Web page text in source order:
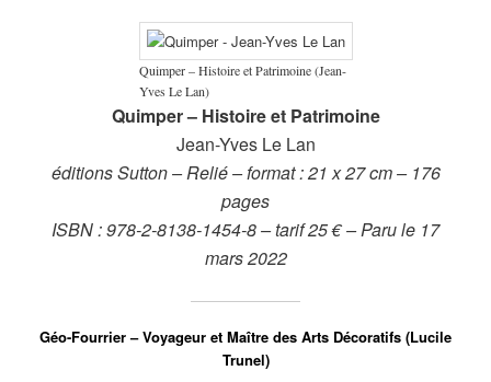
Quimper – Histoire et Patrimoine (Jean-
Yves Le Lan)
Quimper – Histoire et Patrimoine
Jean-Yves Le Lan
éditions Sutton – Relié – format : 21 x 27 cm – 176
pages
ISBN : 978-2-8138-1454-8 – tarif 25 € – Paru le 17
mars 2022
Géo-Fourrier – Voyageur et Maître des Arts Décoratifs (Lucile
Trunel)